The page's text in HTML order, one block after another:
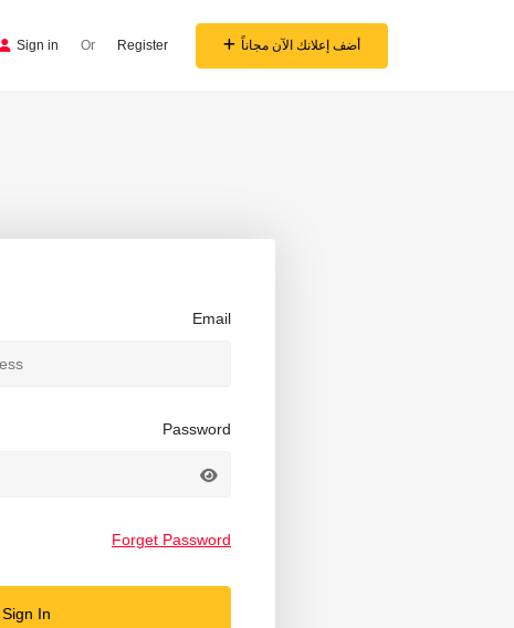
Sign in Or Register أضف إعلانك الآن مجاناً
Email
Password
Forget Password
Sign In